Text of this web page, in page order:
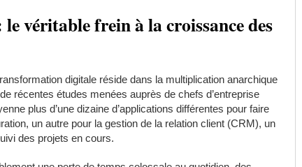
véritable frein à la croissance des
digitale réside dans la multiplication anarchique
récentes études menées auprès de chefs d’entreprise
plus d’une dizaine d’applications différentes pour faire
un autre pour la gestion de la relation client (CRM), un
des projets en cours.